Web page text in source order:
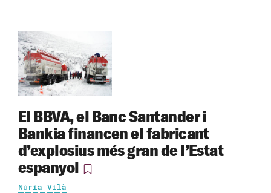
El BBVA, el Banc Santander i
Bankia financen el fabricant
d’explosius més gran de l’Estat
espanyol
Núria Vilà